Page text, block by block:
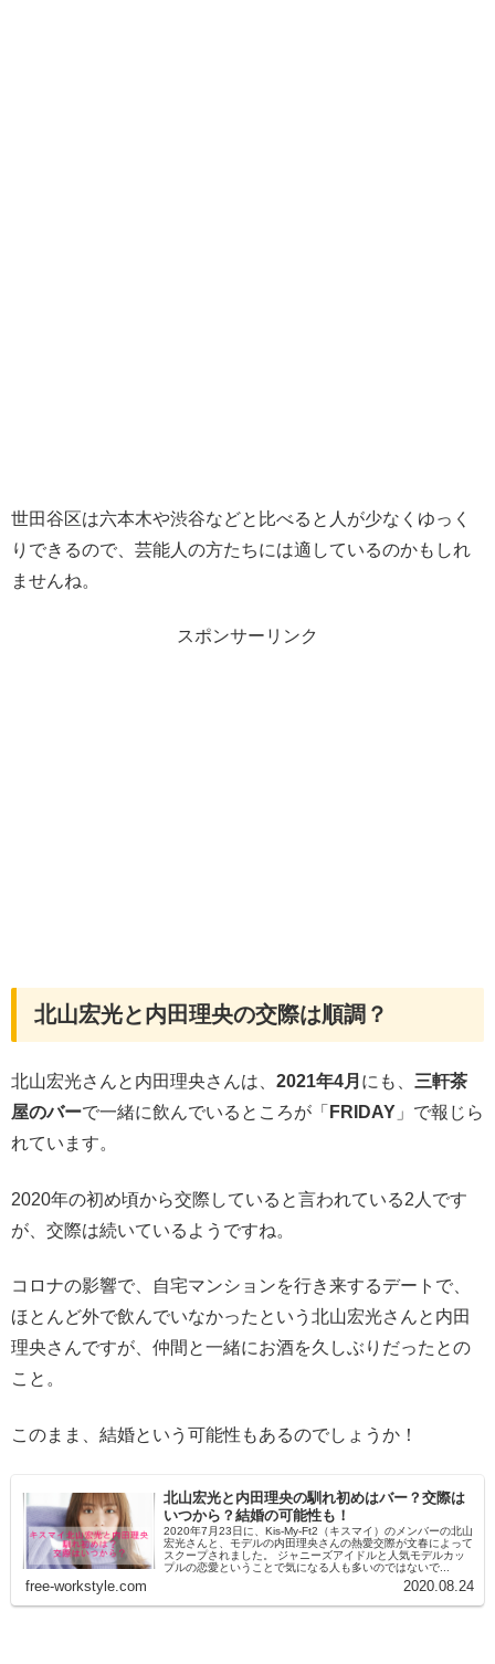
世田谷区は六本木や渋谷などと比べると人が少なくゆっく
りできるので、芸能人の方たちには適しているのかもしれ
ませんね。
スポンサーリンク
北山宏光と内田理央の交際は順調？
北山宏光さんと内田理央さんは、 2021年4月 にも、 三軒茶
屋のバーで一緒に飲んでいるところが「 FRIDAY 」で報じら
れています。
2020年の初め頃から交際していると言われている2人です
が、交際は続いているようですね。
コロナの影響で、自宅マンションを行き来するデートで、
ほとんど外で飲んでいなかったという北山宏光さんと内田
理央さんですが、仲間と一緒にお酒を久しぶりだったとの
こと。
このまま、結婚という可能性もあるのでしょうか！
北山宏光と内田理央の馴れ初めはバー？交際は
いつから？結婚の可能性も！
2020年7月23日に、Kis-My-Ft2（キスマイ）のメンバーの北山
宏光さんと、モデルの内田理央さんの熱愛交際が文春によって
スクープされました。 ジャニーズアイドルと人気モデルカッ
プルの恋愛ということで気になる人も多いのではないで...
free-workstyle.com 2020.08.24